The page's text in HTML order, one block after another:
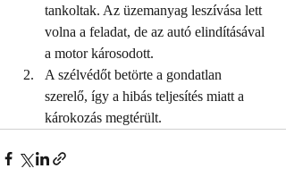
tankoltak. Az üzemanyag leszívása lett
volna a feladat, de az autó elindításával
a motor károsodott.
A szélvédőt betörte a gondatlan
szerelő, így a hibás teljesítés miatt a
károkozás megtérült.